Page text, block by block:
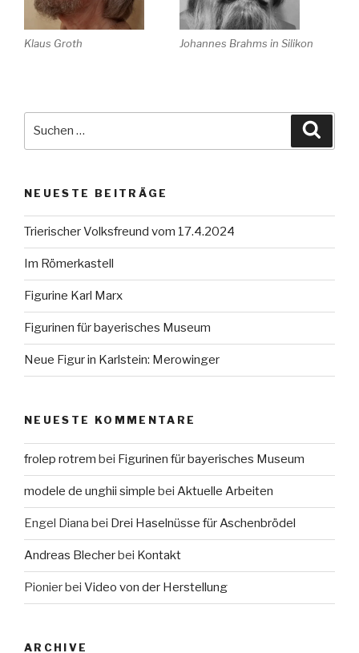
Klaus Groth Johannes Brahms in Silikon
NEUESTE BEITRÄGE
Trierischer Volksfreund vom 17.4.2024
Im Römerkastell
Figurine Karl Marx
Figurinen für bayerisches Museum
Neue Figur in Karlstein: Merowinger
NEUESTE KOMMENTARE
frolep rotrem bei Figurinen für bayerisches Museum
modele de unghii simple bei Aktuelle Arbeiten
Engel Diana bei Drei Haselnüsse für Aschenbrödel
Andreas Blecherbei Kontakt
Pionierbei Video von der Herstellung
ARCHIVE